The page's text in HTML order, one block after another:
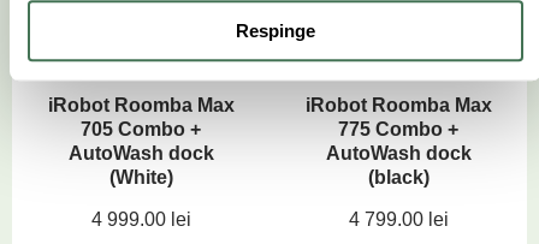
Respinge
iRobot Roomba Max
705 Combo +
AutoWash dock
(White)
4 999.00 lei
iRobot Roomba Max
775 Combo +
AutoWash dock
(black)
4 799.00 lei